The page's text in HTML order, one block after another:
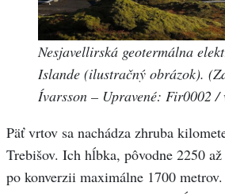
Nesjavellirská geotermálna
Islande (ilustračný obrázok).
Ívarsson – Upravené: Fir0002
Päť vrtov sa nachádza zhruba
Trebišov. Ich hĺbka, pôvodne 2250
po konverzii maximálne 1700